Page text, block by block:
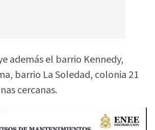
además el barrio Kennedy,
barrio La Soledad, colonia 21
cercanas.